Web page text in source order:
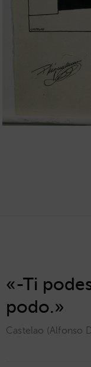
«-Ti
podo.»
Castelao (Alfonso